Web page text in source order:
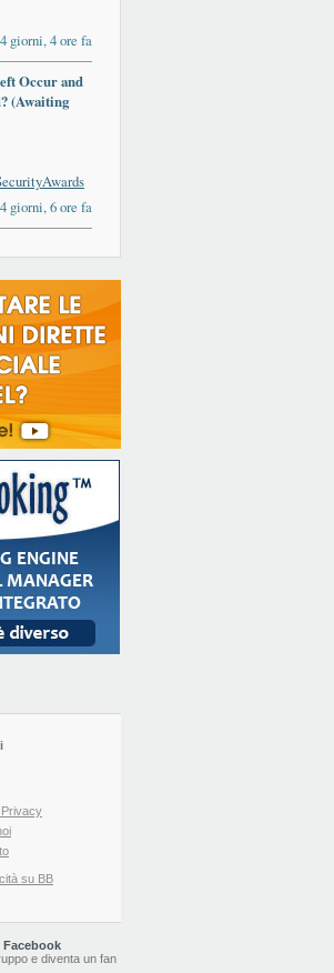
4 giorni, 4 ore fa
Occur and
(Awaiting
4 giorni, 6 ore fa
Privacy
su BB
Facebook
e diventa un fan